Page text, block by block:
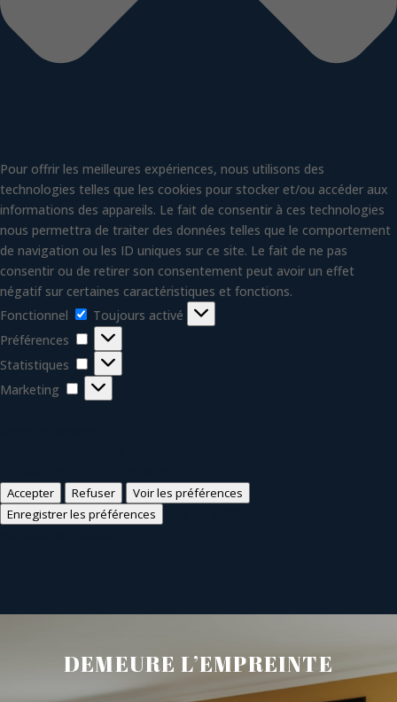
Pour offrir les meilleures expériences, nous utilisons des
technologies telles que les cookies pour stocker et/ou accéder aux
informations des appareils. Le fait de consentir à ces technologies
nous permettra de traiter des données telles que le comportement
de navigation ou les ID uniques sur ce site. Le fait de ne pas
consentir ou de retirer son consentement peut avoir un effet
négatif sur certaines caractéristiques et fonctions.
Fonctionnel
Fonctionnel
Toujours activé
Préférences
Préférences
Statistiques
Statistiques
Marketing
Marketing
Accepter Refuser
Voir les préférences
Enregistrer les préférences
DEMEURE L’EMPREINTE